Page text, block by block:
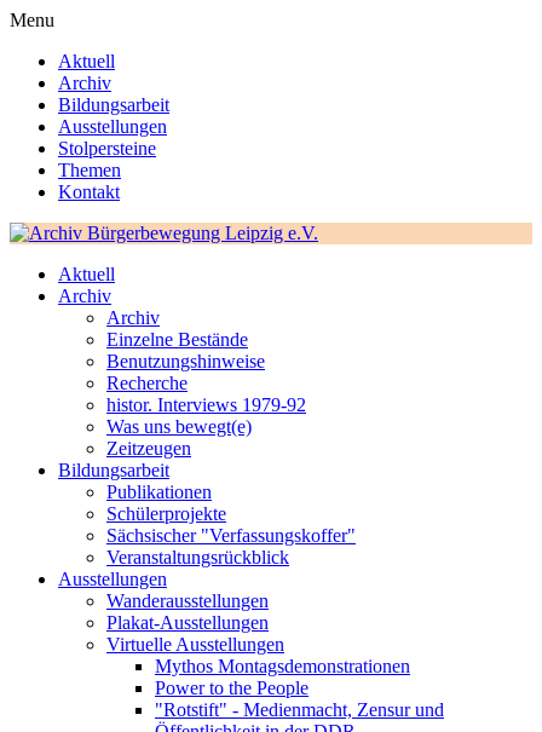
Menu
Aktuell
Archiv
Bildungsarbeit
Ausstellungen
Stolpersteine
Themen
Kontakt
Aktuell
Archiv
Archiv
Einzelne Bestände
Benutzungshinweise
Recherche
histor. Interviews 1979-92
Was uns bewegt(e)
Zeitzeugen
Bildungsarbeit
Publikationen
Schülerprojekte
Sächsischer "Verfassungskoffer"
Veranstaltungsrückblick
Ausstellungen
Wanderausstellungen
Plakat-Ausstellungen
Virtuelle Ausstellungen
Mythos Montagsdemonstrationen
Power to the People
"Rotstift" - Medienmacht, Zensur und